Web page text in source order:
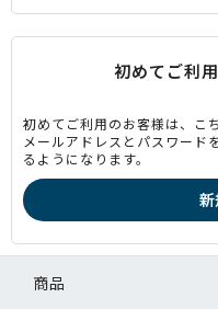
初めてご利
初めてご利用のお客様は、こ
メールアドレスとパスワード
るようになります。
商品